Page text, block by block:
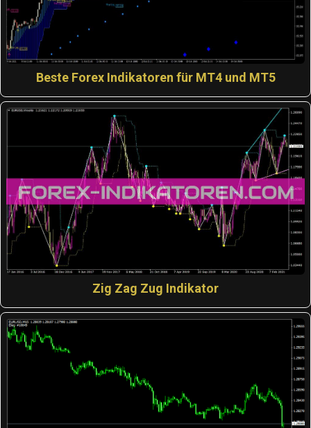
Beste Forex Indikatoren für MT4 und MT5
Zig Zag Zug Indikator